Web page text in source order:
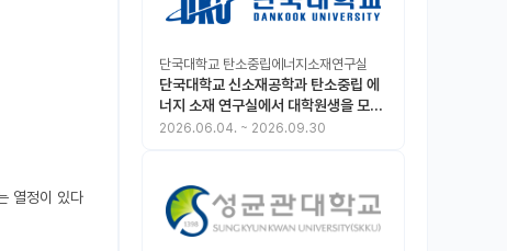
단국대학교 탄소중립에너지소재연구실
단국대학교 신소재공학과 탄소중립 에
너지 소재 연구실에서 대학원생을 모집
합니다.
2026.06.04. ~ 2026.09.30